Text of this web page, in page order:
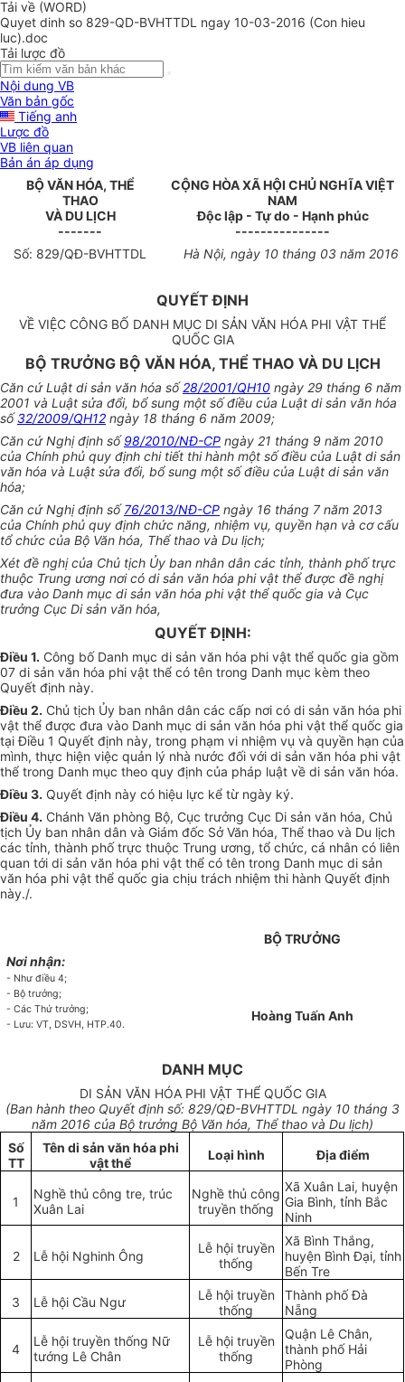
Tải về (WORD)
Quyet dinh so 829-QD-BVHTTDL ngay 10-03-2016 (Con hieu
luc).doc
Tải lược đồ
Nội dung VB
Văn bản gốc
Tiếng anh
Lược đồ
VB liên quan
Bản án áp dụng
BỘ VĂN HÓA, THỂ
THAO
VÀ DU LỊCH
-------
CỘNG HÒA XÃ HỘI CHỦ NGHĨA VIỆT
NAM
Độc lập - Tự do - Hạnh phúc
---------------
Số: 829/QĐ-BVHTTDL Hà Nội, ngày 10tháng 03 năm 2016
QUYẾT ĐỊNH
VỀ VIỆC CÔNG BỐ DANH MỤC DI SẢN VĂN HÓA PHI VẬT THỂ
QUỐC GIA
BỘ TRƯỞNG BỘ VĂN HÓA, THỂ THAO VÀ DU LỊCH
Căn cứ Luật di sản văn hóa số28/2001/QH10 ngày 29 tháng 6 năm
2001 và Luật sửa đổi, bổ sung một số điều của Luật di sản văn hóa
số32/2009/QH12 ngày 18 tháng 6 năm 2009;
Căn cứ Nghị định số98/2010/NĐ-CP ngày 21 tháng 9 năm 2010
của Chính phủ quy định chi tiết thi hành một sốđiều của Luật di sản
văn hóa và Luật sửa đổi, bổ sung một số điều của Luật di sản văn
hóa;
Căn cứ Nghị định số76/2013/NĐ-CP ngày 16 tháng 7 năm 2013
của Chính phủ quy định chức năng, nhiệm vụ, quyền hạn và cơ cấu
tổ chức của Bộ Văn hóa, Thể thao và Du lịch;
Xét đề nghị của Chủ tịch Ủy ban nhân dân các tỉnh, thành phố trực
thuộc Trung ương nơi có di sản văn hóa phi vật thể được đề nghị
đưa vào Danh mục disản văn hóa phi vật thểquốc gia và Cục
trưởng Cục Di sản văn hóa,
QUYẾT ĐỊNH:
Điều 1. Công bố Danh mục di sản văn hóa phi vật thể quốc gia gồm
07 di sản văn hóa phi vật thể có tên trong Danh mục kèm theo
Quyết định này.
Điều 2. Chủ tịch Ủy ban nhân dân các cấp nơi có di sản văn hóa phi
vật thể được đưa vào Danh mục di sản văn hóa phi vật thể quốc gia
tại Điều 1 Quyết định này, trong phạm vi nhiệm vụ và quyền hạn của
mình, thực hiện việc quản lý nhà nước đối với di sản văn hóa phi vật
thể trong Danh mục theo quy định của pháp luật về di sản văn hóa.
Điều 3. Quyết định này có hiệu lực kể từ ngày ký.
Điều 4. Chánh Văn phòng Bộ, Cục trưởng Cục Di sản văn hóa, Chủ
tịch Ủy ban nhân dân và Giám đốc Sở Văn hóa, Thể thao và Du lịch
các tỉnh, thành phố trực thuộc Trung ương, tổ chức, cá nhân có liên
quan tới di sản văn hóa phi vật thể có tên trong Danh mục di sản
văn hóa phi vật thể quốc gia chịu trách nhiệm thi hành Quyết định
này./.
Nơi nhận:
- Như điều 4;
- Bộ trưởng;
- Các Thứtrưởng;
- Lưu: VT, DSVH, HTP.40.
BỘ TRƯỞNG
Hoàng Tuấn Anh
DANH MỤC
DI SẢN VĂN HÓA PHI VẬT THỂ QUỐC GIA
(Ban hành theo Quyết định số: 829/QĐ-BVHTTDL ngày 10 tháng 3
năm 2016 của Bộ trưởng Bộ Văn hóa, Thể thao và Du lịch)
Số
TT
Tên di sản văn hóa phi
vật thể
Loại hình Địa điểm
1
Nghề thủ công tre, trúc
Xuân Lai
Nghề thủ công
truyền thống
Xã Xuân Lai, huyện
Gia Bình, tỉnh Bắc
Ninh
2 Lễ hội Nghinh Ông
Lễ hội truyền
thống
Xã Bình Thắng,
huyện Bình Đại,tỉnh
Bến Tre
3
Lễ hội Cầu Ngư
Lễ hội truyền
thống
Thành phố Đà
Nẵng
4
Lễ hội truyền thống Nữ
tướng Lê Chân
Lễ hội truyền
thống
Quận Lê Chân,
thành phố Hải
Phòng